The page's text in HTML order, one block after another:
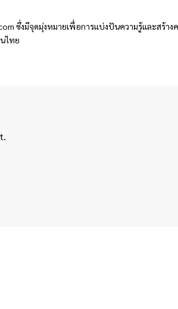
ซึ่งมีจุดมุ่งหมายเพื่อการแบ่งปันความรู้และสร้าง
ไทย